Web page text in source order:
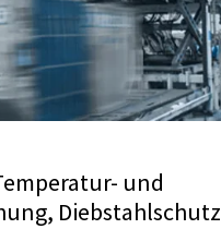
und
Diebstahlschutz